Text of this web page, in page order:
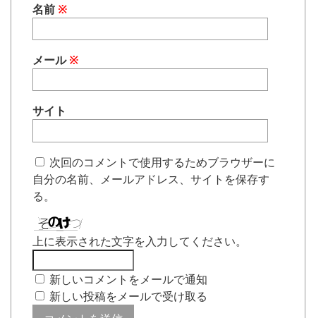
名前 ※
メール※
サイト
次回のコメントで使用するためブラウザーに
自分の名前、メールアドレス、サイトを保存す
る。
上に表示された文字を入力してください。
新しいコメントをメールで通知
新しい投稿をメールで受け取る